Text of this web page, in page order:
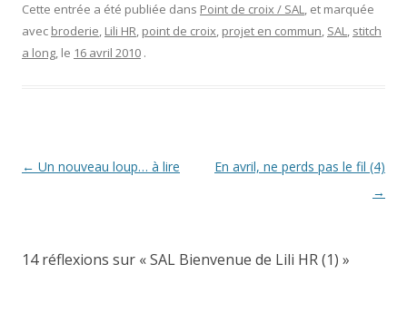
Cette entrée a été publiée dans Point de croix / SAL, et marquée
avec broderie, Lili HR, point de croix, projet en commun, SAL, stitch
a long, le 16 avril 2010 .
Navigation
← Un nouveau loup… à lire
En avril, ne perds pas le fil (4)
→
14 réflexions sur «SAL Bienvenue de Lili HR (1) »